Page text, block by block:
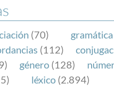
patrocinada por la
cuyo objetivo es
en los medios de
(70) gramática
(112)
género (128)
léxico (2.894)